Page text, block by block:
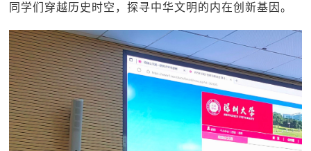
同学们穿越历史时空，探寻中华文明的内在创新基因。